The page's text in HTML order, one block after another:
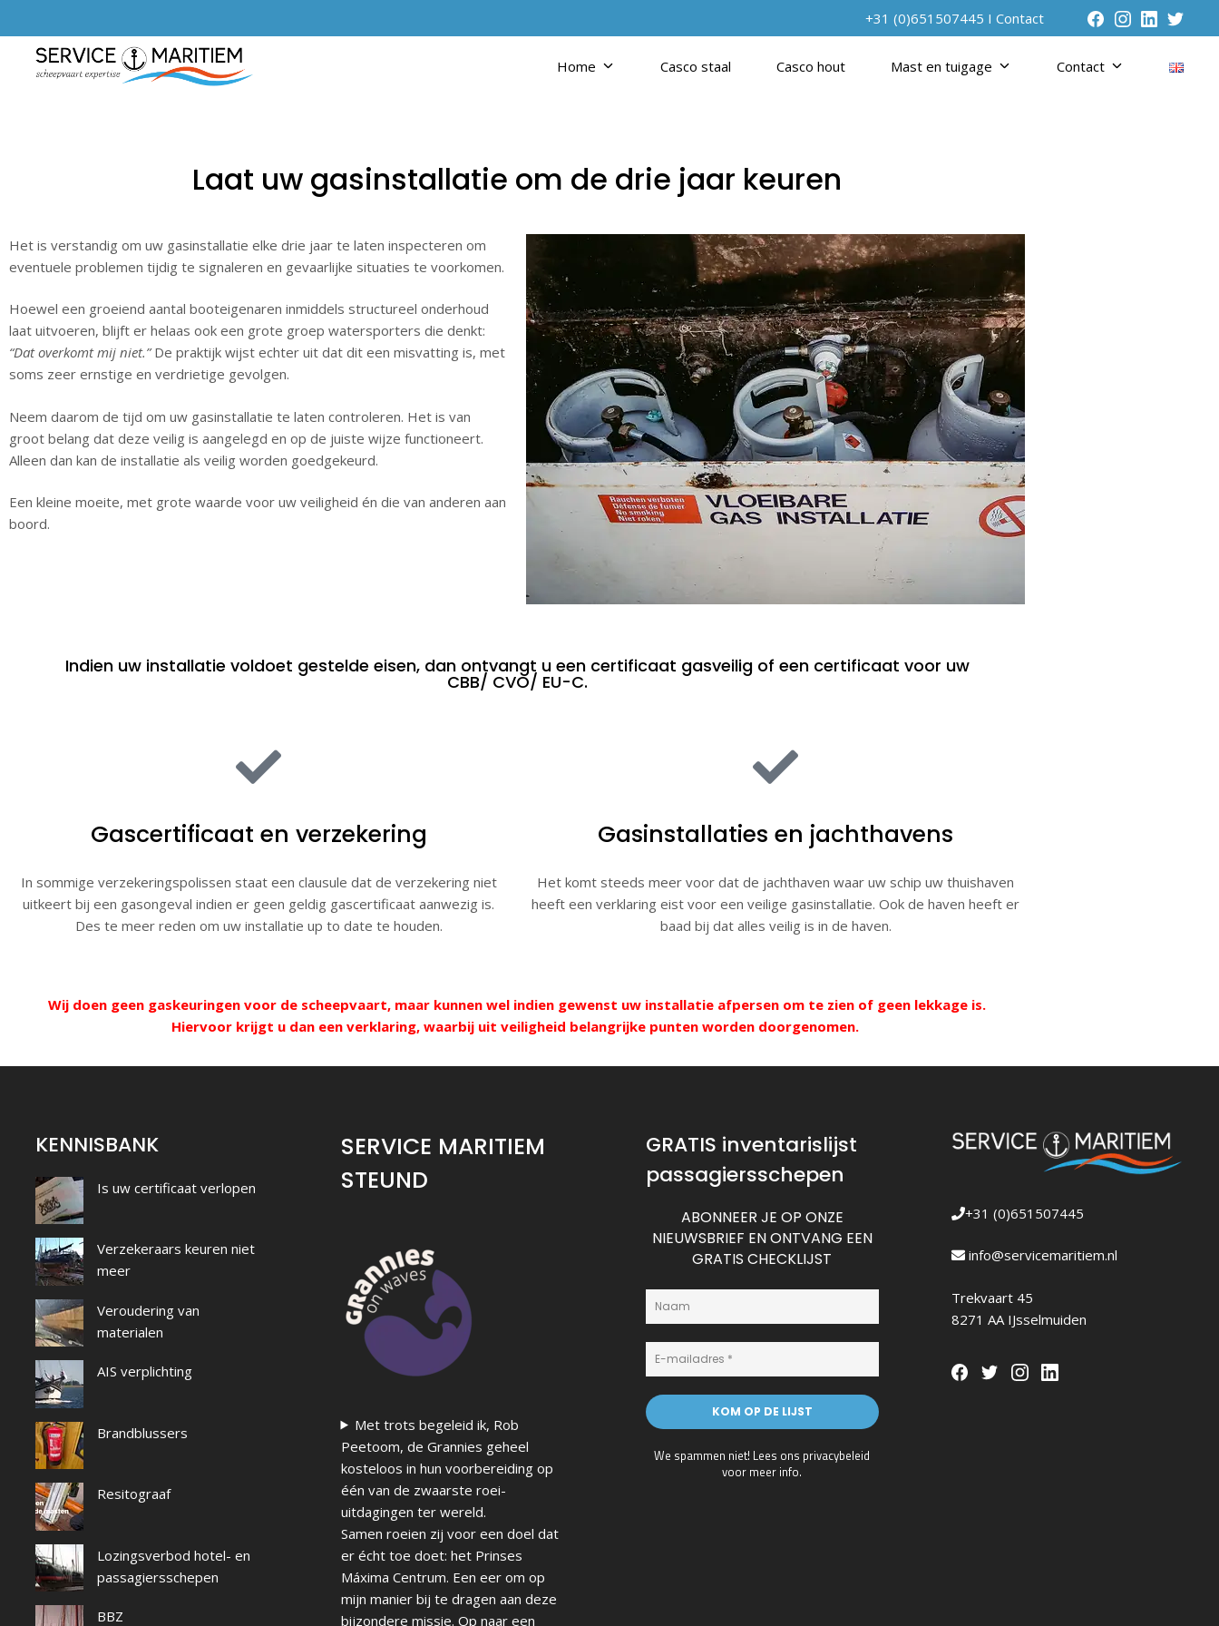
+31 (0)651507445 IContact
Home Casco staal Casco hout Mast en tuigage Contact
Laat uw gasinstallatie om de drie jaar keuren
Het is verstandig om uw gasinstallatie elke drie jaar te laten inspecteren om
eventuele problemen tijdig te signaleren en gevaarlijke situaties te voorkomen.
Hoewel een groeiend aantal booteigenaren inmiddels structureel onderhoud
laat uitvoeren, blijft er helaas ook een grote groep watersporters die denkt:
“Dat overkomt mij niet.”De praktijk wijst echter uit dat dit een misvatting is, met
soms zeer ernstige en verdrietige gevolgen.
Neem daarom de tijd om uw gasinstallatie te laten controleren. Het is van
groot belang dat deze veilig is aangelegd en op de juiste wijze functioneert.
Alleen dan kan de installatie als veilig worden goedgekeurd.
Een kleine moeite, met grote waarde voor uw veiligheid én die van anderen aan
boord.
Indien uw installatie voldoet gestelde eisen, dan ontvangt u een certificaat gasveilig of een certificaat voor uw
CBB/ CVO/ EU-C.
Gascertificaat en verzekering
In sommige verzekeringspolissen staat een clausule dat de verzekering niet
uitkeert bij een gasongeval indien er geen geldig gascertificaat aanwezig is.
Des te meer reden om uw installatie up to date te houden.
Gasinstallaties en jachthavens
Het komt steeds meer voor dat de jachthaven waar uw schip uw thuishaven
heeft een verklaring eist voor een veilige gasinstallatie. Ook de haven heeft er
baad bij dat alles veilig is in de haven.
Wij doen geen gaskeuringen voor de scheepvaart, maar kunnen wel indien gewenst uw installatie afpersen om te zien of geen lekkage is.
Hiervoor krijgt u dan een verklaring, waarbij uit veiligheid belangrijke punten worden doorgenomen.
KENNISBANK
Is uw certificaat verlopen
Verzekeraars keuren niet
meer
Veroudering van
materialen
AIS verplichting
Brandblussers
Resitograaf
Lozingsverbod hotel- en
passagiersschepen
BBZ
SERVICE MARITIEM
STEUND
Met trots begeleid ik, Rob
Peetoom, de Grannies geheel
kosteloos in hun voorbereiding op
één van de zwaarste roei-
uitdagingen ter wereld.
Samen roeien zij voor een doel dat
er écht toe doet: het Prinses
Máxima Centrum. Een eer om op
mijn manier bij te dragen aan deze
bijzondere missie. Op naar een
GRATIS inventarislijst
passagiersschepen
ABONNEER JE OP ONZE
NIEUWSBRIEF EN ONTVANG EEN
GRATIS CHECKLIJST
We spammen niet! Lees ons privacybeleid
voor meer info.
+31 (0)651507445
info@servicemaritiem.nl
Trekvaart 45
8271 AA IJsselmuiden